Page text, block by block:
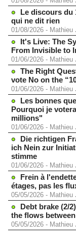
Le discours du
qui ne dit rien
01/08/2026 - Mathieu
It's Live: The
From Invisible to
01/06/2026 - Mathieu
The Right
vote No on the
01/06/2026 - Mathieu
Les bonnes
Pourquoi je
millions"
01/06/2026 - Mathieu
Die richtigen
ich Nein zur
stimme
01/06/2026 - Mathieu
Frein à
étages, pas les
05/05/2026 - Mathieu
Debt brake (2/
the flows
05/05/2026 - Mathieu